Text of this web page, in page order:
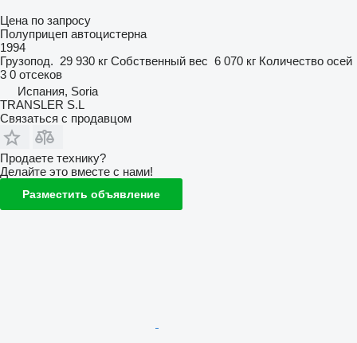
Цена по запросу
Полуприцеп автоцистерна
1994
Грузопод. 29 930 кг Собственный вес 6 070 кг Количество осей
3 0 отсеков
Испания, Soria
TRANSLER S.L
Связаться с продавцом
Продаете технику?
Делайте это вместе с нами!
Разместить объявление